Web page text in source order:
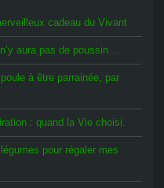
cadeau du Vivant
aura pas de poussin…
à être parrainée, par
: quand la Vie choisi.
pour régaler mes